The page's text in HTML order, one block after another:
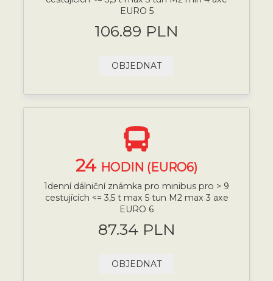
EURO 5
106.89 PLN
OBJEDNAT
24 HODIN (EURO6)
1denní dálniční známka pro minibus pro > 9
cestujících <= 3,5 t max 5 tun M2 max 3 axe
EURO 6
87.34 PLN
OBJEDNAT